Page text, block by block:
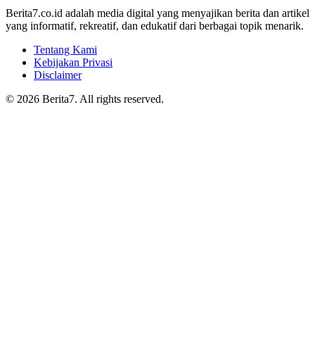
Berita7.co.id adalah media digital yang menyajikan berita dan artikel
yang informatif, rekreatif, dan edukatif dari berbagai topik menarik.
Tentang Kami
Kebijakan Privasi
Disclaimer
© 2026 Berita7. All rights reserved.